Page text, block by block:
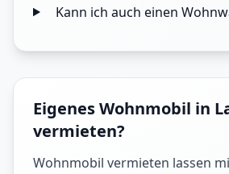
Kann ich auch einen
Eigenes Wohnmobil in
vermieten?
Wohnmobil vermieten lassen